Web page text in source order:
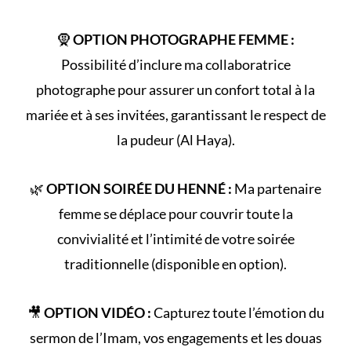
🧕OPTION PHOTOGRAPHE FEMME :
Possibilité d’inclure ma collaboratrice
photographe pour assurer un confort total à la
mariée et à ses invitées, garantissant le respect de
la pudeur (Al Haya).
🌿OPTION SOIRÉE DU HENNÉ : Ma partenaire
femme se déplace pour couvrir toute la
convivialité et l’intimité de votresoirée
traditionnelle(disponible en option).
🎥 OPTION VIDÉO :Capturez toute l’émotion du
sermon de l’Imam, vos engagements et les douas